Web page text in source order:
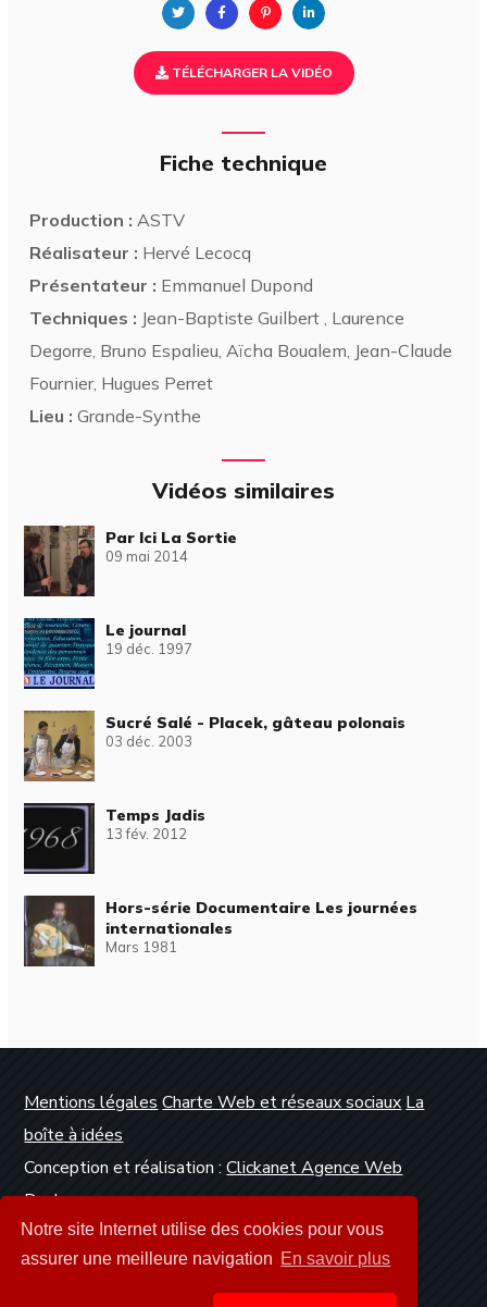
Notre site Internet utilise des cookies pour vous
assurer une meilleure navigation En savoir plus
TÉLÉCHARGER LA VIDÉO
Fiche technique
Production : ASTV
Réalisateur : Hervé Lecocq
Présentateur : Emmanuel Dupond
Techniques : Jean-Baptiste Guilbert , Laurence
Degorre, Bruno Espalieu, Aïcha Boualem, Jean-Claude
Fournier, Hugues Perret
Lieu : Grande-Synthe
Vidéos similaires
Par Ici La Sortie
09 mai 2014
Le journal
19 déc. 1997
Sucré Salé - Placek, gâteau polonais
03 déc. 2003
Temps Jadis
13 fév. 2012
Hors-série Documentaire Les journées
internationales
Mars 1981
Mentions légales Charte Web et réseaux sociaux La
boîte à idées
Conception et réalisation :Clickanet Agence Web
Dunkerque